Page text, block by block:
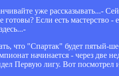
уже рассказывать...-
готовы? Если есть
что "Спартак" будет пятый-
начинается - через две
Первую лигу. Вот посмотрел